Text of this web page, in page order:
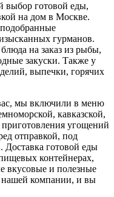
готовой еды,
на дом в Москве.
гурманов.
на заказ из рыбы,
закуски. Также у
выпечки, горячих
мы включили в меню
кавказской,
угощений
отправкой, под
готовой еды
контейнерах,
вкусовые и полезные
нашей компании, и вы